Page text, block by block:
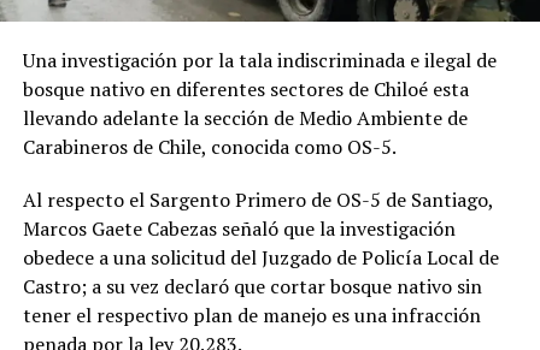
Una investigación por la tala indiscriminada e ilegal de
bosque nativo en diferentes sectores de Chiloé esta
llevando adelante la sección de Medio Ambiente de
Carabineros de Chile, conocida como OS-5.
Al respecto el Sargento Primero de OS-5 de Santiago,
Marcos Gaete Cabezas señaló que la investigación
obedece a una solicitud del Juzgado de Policía Local de
Castro; a su vez declaró que cortar bosque nativo sin
tener el respectivo plan de manejo es una infracción
penada por la ley 20.283.